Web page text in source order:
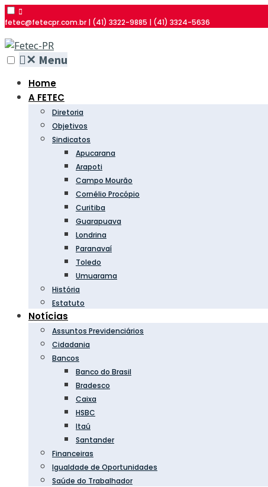
fetec@fetecpr.com.br | (41) 3322-9885 | (41) 3324-5636
✕ Menu
Home
A FETEC
Diretoria
Objetivos
Sindicatos
Apucarana
Arapoti
Campo Mourão
Cornélio Procópio
Curitiba
Guarapuava
Londrina
Paranavaí
Toledo
Umuarama
História
Estatuto
Notícias
Assuntos Previdenciários
Cidadania
Bancos
Banco do Brasil
Bradesco
Caixa
HSBC
Itaú
Santander
Financeiras
Igualdade de Oportunidades
Saúde do Trabalhador